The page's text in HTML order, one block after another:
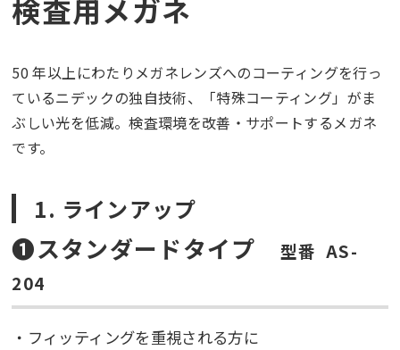
検査用メガネ
50 年以上にわたりメガネレンズへのコーティングを行っ
ているニデックの独自技術、「特殊コーティング」がま
ぶしい光を低減。検査環境を改善・サポートするメガネ
です。
1. ラインアップ
❶スタンダードタイプ
型番 AS-
204
・フィッティングを重視される方に